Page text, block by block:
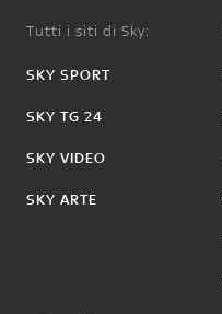
Tutti i siti di Sky:
SKY SPORT
SKY TG 24
SKY VIDEO
SKY ARTE